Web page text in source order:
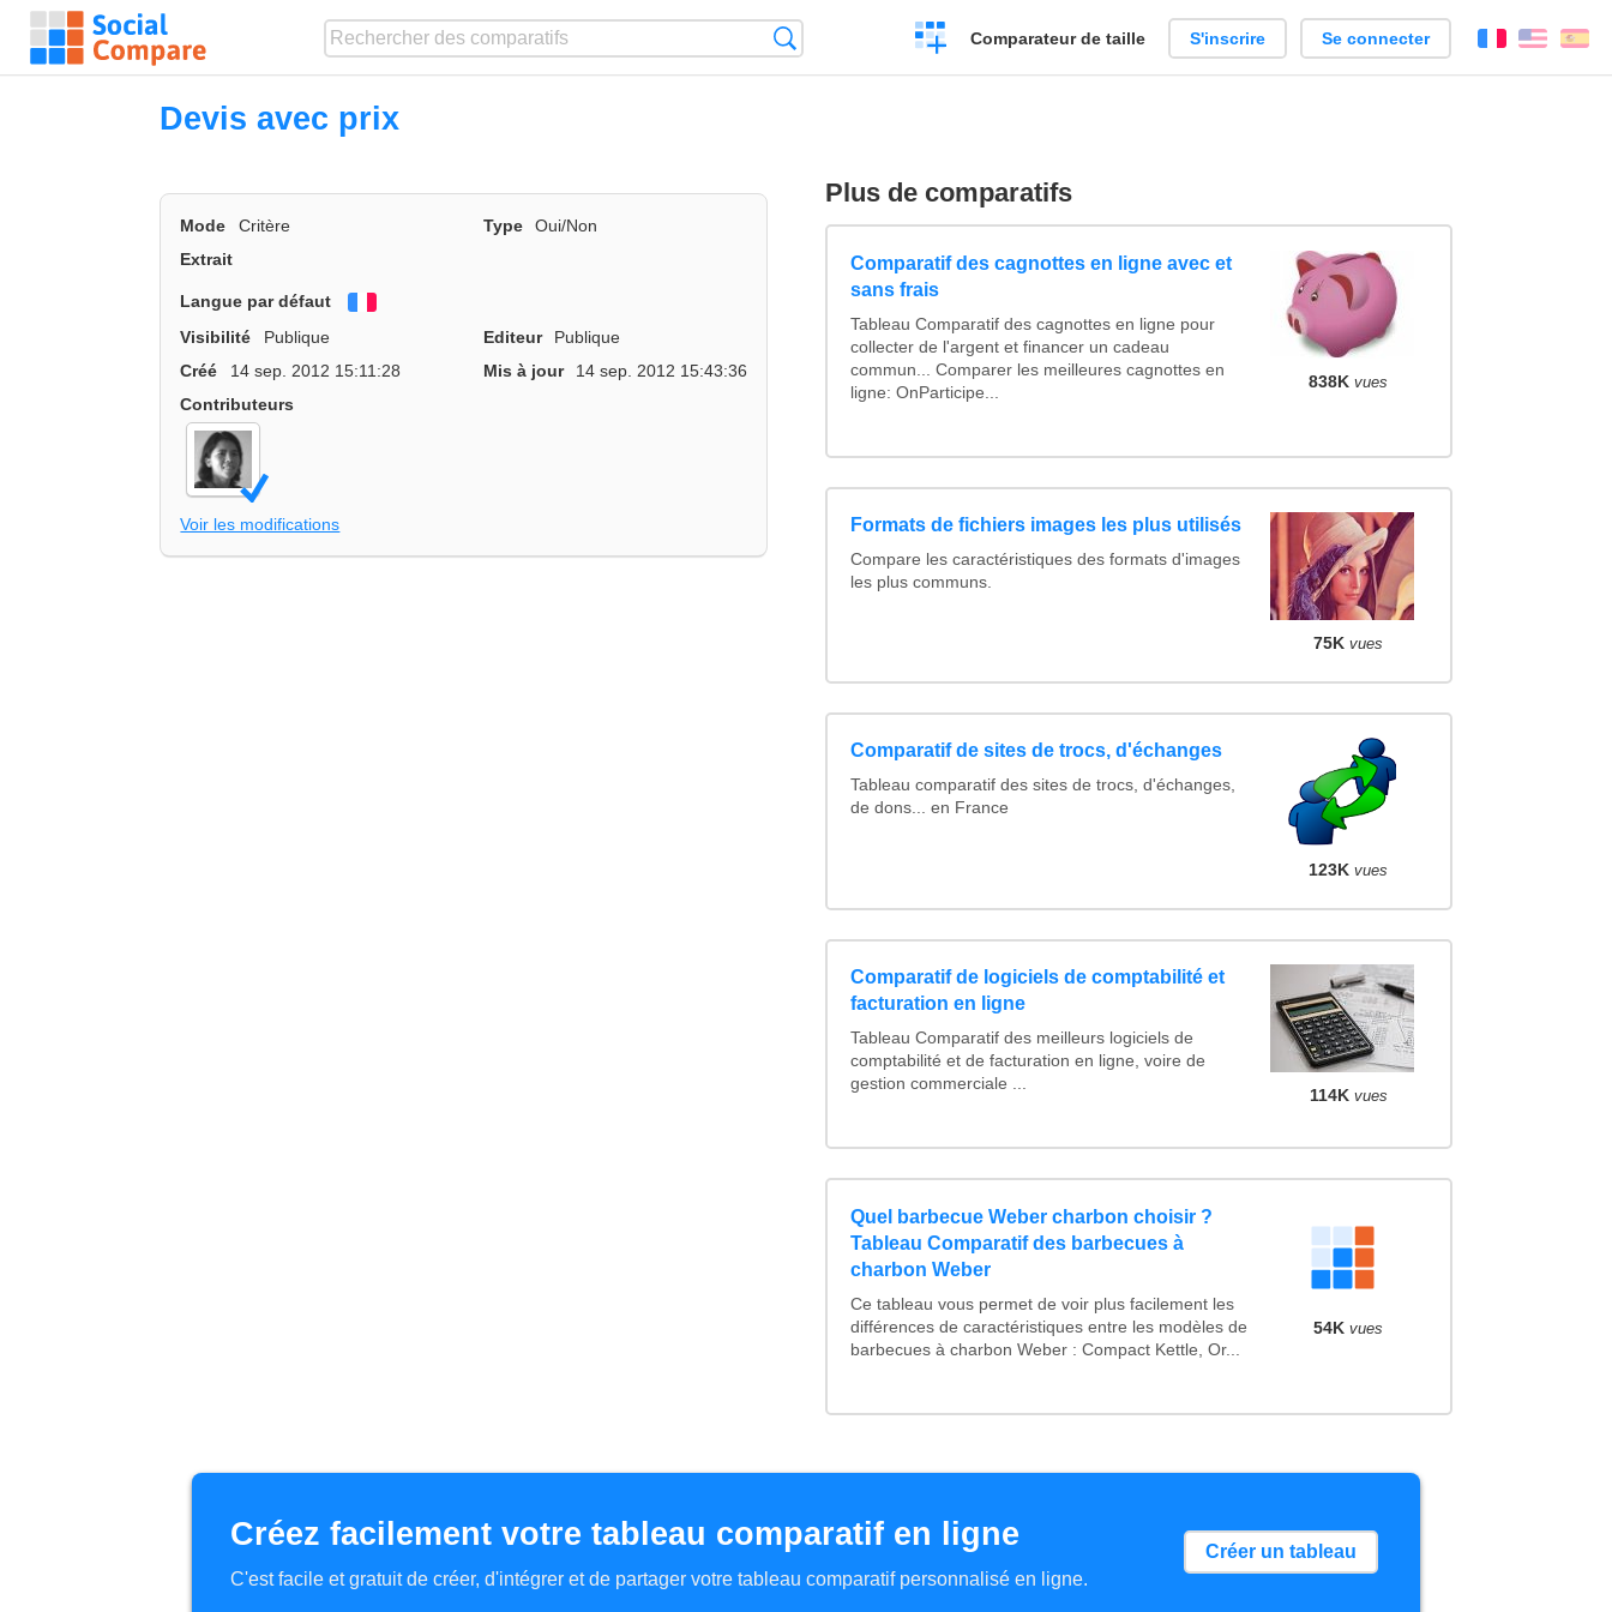
Créer
un
Comparateur de taille S'inscrire Se connecter FrançaisEnglish
Devis avec prix
Mode Critère Type
Oui/Non
Extrait
Langue par défaut
Visibilité
Publique Editeur
Publique
Créé
14 sep. 2012 15:11:28 Mis à jour
14 sep. 2012 15:43:36
Contributeurs
Voir les modifications
Plus de comparatifs
Comparatif des cagnottes en ligne avec et
sans frais
Tableau Comparatif des cagnottes en ligne pour
collecter de l'argent et financer un cadeau
commun... Comparer les meilleures cagnottes en
ligne: OnParticipe...
838K vues
Formats de fichiers images les plus utilisés
Compare les caractéristiques des formats d'images
les plus communs.
75K vues
Comparatif de sites de trocs, d'échanges
Tableau comparatif des sites de trocs, d'échanges,
de dons... en France
123K vues
Comparatif de logiciels de comptabilité et
facturation en ligne
Tableau Comparatif des meilleurs logiciels de
comptabilité et de facturation en ligne, voire de
gestion commerciale ...
114K vues
Quel barbecue Weber charbon choisir ?
Tableau Comparatif des barbecues à
charbon Weber
Ce tableau vous permet de voir plus facilement les
différences de caractéristiques entre les modèles de
barbecues à charbon Weber : Compact Kettle, Or...
54K vues
Créez facilement votre tableau comparatif en ligne
C'est facile et gratuit de créer, d'intégrer et de partager votre tableau comparatif personnalisé en ligne.
Créer un tableau